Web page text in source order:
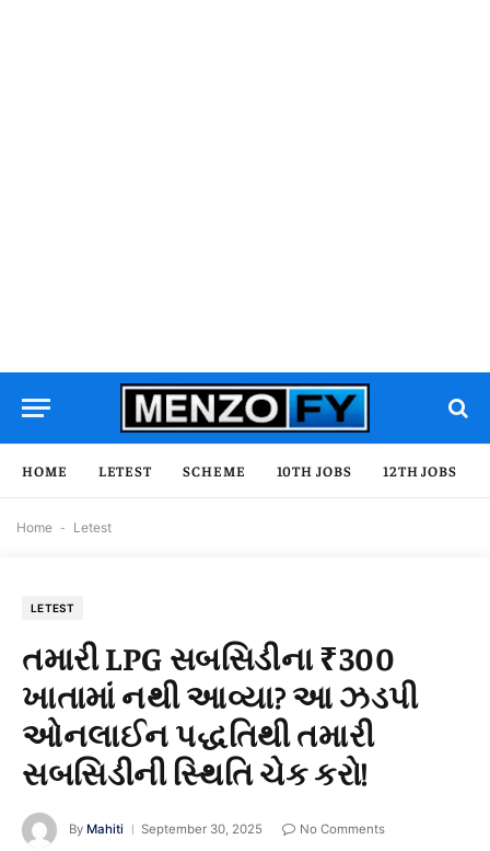
HOME LETEST SCHEME 10TH JOBS 12TH JOBS
Home - Letest
LETEST
તમારી LPG સબસિડીના ₹300
ખાતામાં નથી આવ્યા? આ ઝડપી
ઓનલાઈન પદ્ધતિથી તમારી
સબસિડીની સ્થિતિ ચેક કરો!
By Mahiti September 30, 2025
No Comments